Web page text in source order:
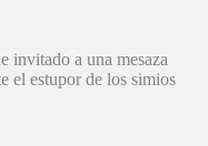
invitado a una mesaza
el estupor de los simios